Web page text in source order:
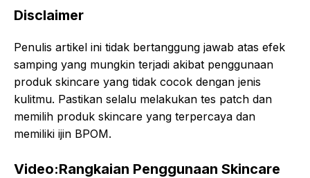
Disclaimer
Penulis artikel ini tidak bertanggung jawab atas efek
samping yang mungkin terjadi akibat penggunaan
produk skincare yang tidak cocok dengan jenis
kulitmu. Pastikan selalu melakukan tes patch dan
memilih produk skincare yang terpercaya dan
memiliki ijin BPOM.
Video:Rangkaian Penggunaan Skincare